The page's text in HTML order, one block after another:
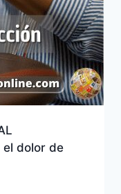
el dolor de